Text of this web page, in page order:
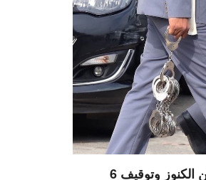
تفكيك عصابة للتنقيب عن الكنوز وتوقيف 6